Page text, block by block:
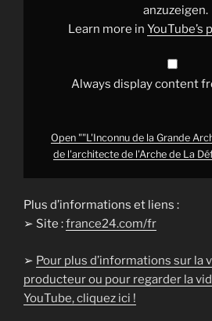
l'architecte
anzuzeigen.
Learn more in YouTube’s
Always display content
Open ""L'Inconnu de la Grande
de l'architecte de l'Arche de La
Plus d’informations et liens :
➢ Site :france24.com/fr
➢ Pour plus d’informations sur la
producteur ou pour regarder la
YouTube, cliquez ici !